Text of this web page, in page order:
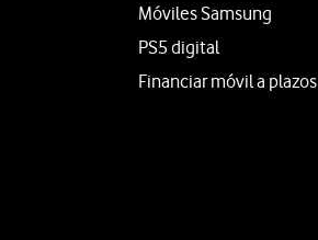
Móviles Samsung
PS5 digital
Financiar móvil a plazos